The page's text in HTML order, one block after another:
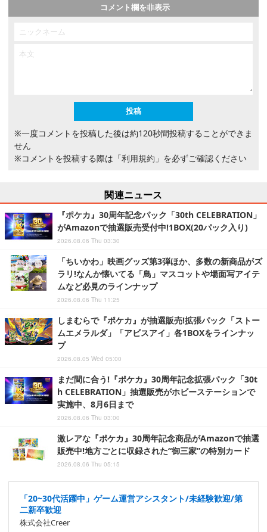
コメント欄を非表示
※一度コメントを投稿した後は約120秒間投稿することができま
せん
※コメントを投稿する際は 「利用規約」 を必ずご確認ください
関連ニュース
『ポケカ』30周年記念パック「30th CELEBRATION」
がAmazonで抽選販売受付中!1BOX(20パック入り)
2026.08.06 Thu 03:30
「ちいかわ」映画グッズ第3弾ほか、多数の新商品がズ
ラリ!なんか懐いてる「鳥」マスコットや場面写アイテ
ムなど必見のラインナップ
2026.08.06 Thu 11:25
しまむらで『ポケカ』が抽選販売!拡張パック「ストー
ムエメラルダ」「アビスアイ」各1BOXをラインナッ
プ
2026.08.05 Wed 05:00
まだ間に合う!『ポケカ』30周年記念拡張パック「30t
h CELEBRATION」抽選販売がホビーステーションで
実施中、8月6日まで
2026.08.06 Thu 03:00
激レアな『ポケカ』30周年記念商品がAmazonで抽選
販売中!地方ごとに収録された“御三家”の特別カード
2026.08.06 Thu 05:15
「20~30代活躍中」ゲーム運営アシスタント/未経験歓迎/第
二新卒歓迎
株式会社Creer